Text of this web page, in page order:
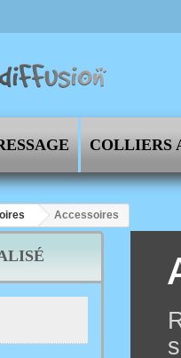
COLLIERS
Accessoires